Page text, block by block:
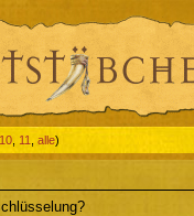
10 11 alle)